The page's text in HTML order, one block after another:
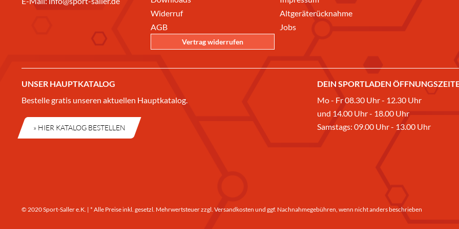
Widerruf
AGB
Vertrag widerrufen
Altgeräterücknahme
Jobs
UNSER HAUPTKATALOG
Bestelle gratis unseren aktuellen Hauptkatalog.
» HIER KATALOG BESTELLEN
DEIN SPORTLADEN
Mo - Fr 08.30 Uhr - 12.30 Uhr
und 14.00 Uhr - 18.00 Uhr
Samstags: 09.00 Uhr - 13.00 Uhr
© 2020 Sport-Saller e.K. | * Alle Preise inkl. gesetzl. Mehrwertsteuer zzgl. Versandkosten und ggf. Nachnahmegebühren, wenn nicht anders beschrieben